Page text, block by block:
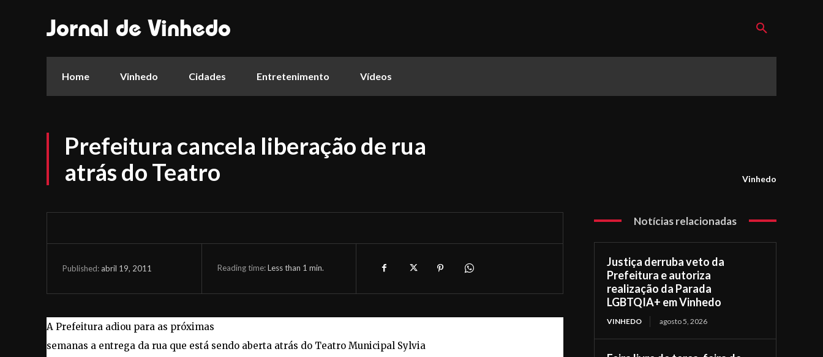
Jornal de Vinhedo
Home Vinhedo Cidades Entretenimento Vídeos
Prefeitura cancela liberação de rua
atrás do Teatro
Vinhedo
Published: abril 19, 2011 Reading time:Less than 1 min.
A Prefeitura adiou para as próximas
semanas a entrega da rua que está sendo aberta atrás do Teatro Municipal Sylvia
Notícias relacionadas
Justiça derruba veto da
Prefeitura e autoriza
realização da Parada
LGBTQIA+ em Vinhedo
VINHEDO agosto 5, 2026